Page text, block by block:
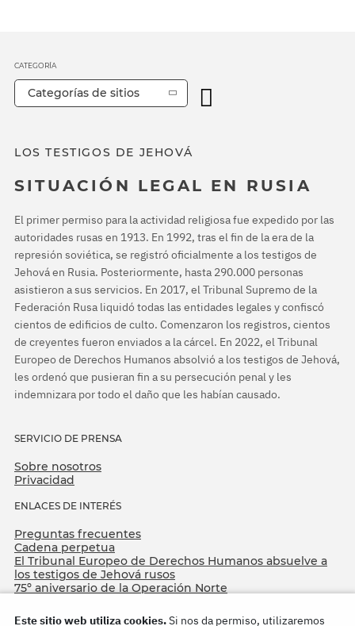
LOS TESTIGOS DE JEHOVÁ
SITUACIÓN LEGAL EN RUSIA
El primer permiso para la actividad religiosa fue expedido por las
autoridades rusas en 1913. En 1992, tras el fin de la era de la
represión soviética, se registró oficialmente a los testigos de
Jehová en Rusia. Posteriormente, hasta 290.000 personas
asistieron a sus servicios. En 2017, el Tribunal Supremo de la
Federación Rusa liquidó todas las entidades legales y confiscó
cientos de edificios de culto. Comenzaron los registros, cientos
de creyentes fueron enviados a la cárcel. En 2022, el Tribunal
Europeo de Derechos Humanos absolvió a los testigos de Jehová,
les ordenó que pusieran fin a su persecución penal y les
indemnizara por todo el daño que les habían causado.
SERVICIO DE PRENSA
Sobre nosotros
Privacidad
ENLACES DE INTERÉS
Preguntas frecuentes
Cadena perpetua
El Tribunal Europeo de Derechos Humanos absuelve a
los testigos de Jehová rusos
75º aniversario de la Operación Norte
CATEGORÍA
Categorías de sitios
Este sitio web utiliza cookies.Si nos da permiso, utilizaremos